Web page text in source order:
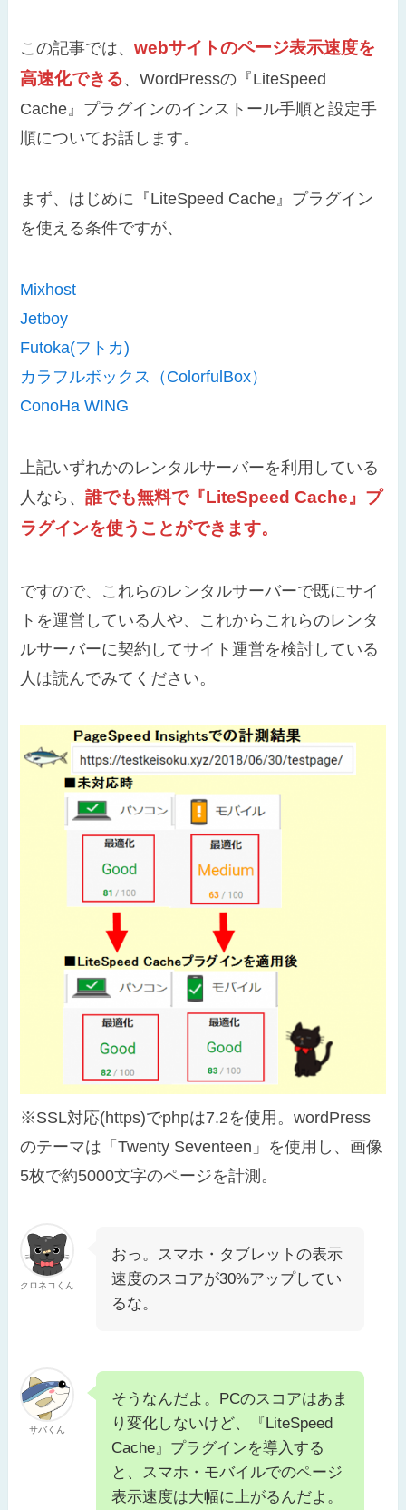
この記事では、webサイトのページ表示速度を
高速化できる、WordPressの『LiteSpeed
Cache』プラグインのインストール手順と設定手
順についてお話します。
まず、はじめに『LiteSpeed Cache』プラグイン
を使える条件ですが、
Mixhost
Jetboy
Futoka(フトカ)
カラフルボックス（ColorfulBox）
ConoHa WING
上記いずれかのレンタルサーバーを利用している
人なら、誰でも無料で『LiteSpeed Cache』プ
ラグインを使うことができます。
ですので、これらのレンタルサーバーで既にサイ
トを運営している人や、これからこれらのレンタ
ルサーバーに契約してサイト運営を検討している
人は読んでみてください。
※SSL対応(https)でphpは7.2を使用。wordPress
のテーマは「Twenty Seventeen」を使用し、画像
5枚で約5000文字のページを計測。
クロネコくん
おっ。スマホ・タブレットの表示
速度のスコアが30%アップしてい
るな。
サバくん
そうなんだよ。PCのスコアはあま
り変化しないけど、『LiteSpeed
Cache』プラグインを導入する
と、スマホ・モバイルでのページ
表示速度は大幅に上がるんだよ。